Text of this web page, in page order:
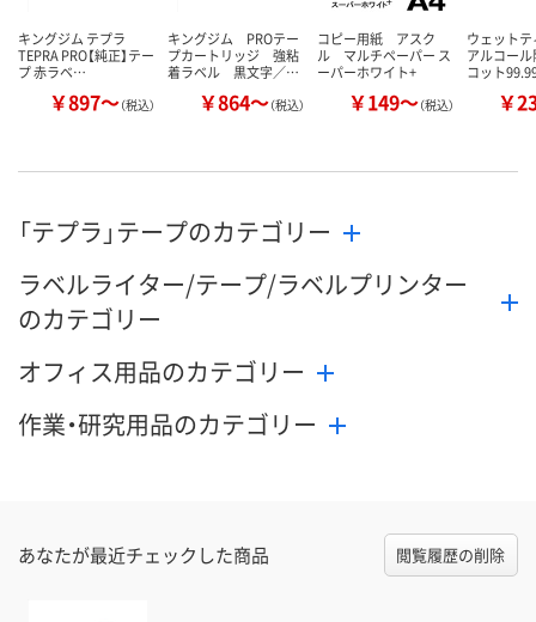
キングジム テプラ
TEPRA PRO【純正】テー
プ 赤ラベ…
￥897～（税込）
キングジム PROテー
プカートリッジ 強粘
着ラベル 黒文字／…
￥864～（税込）
コピー用紙 アスク
ル マルチペーパー ス
ーパーホワイト+
￥149～（税込）
ウェット
アルコー
コット
￥
「テプラ」テープのカテゴリー
ラベルライター/テープ/ラベルプリンター
のカテゴリー
オフィス用品のカテゴリー
作業・研究用品のカテゴリー
あなたが最近チェックした商品 閲覧履歴の削除